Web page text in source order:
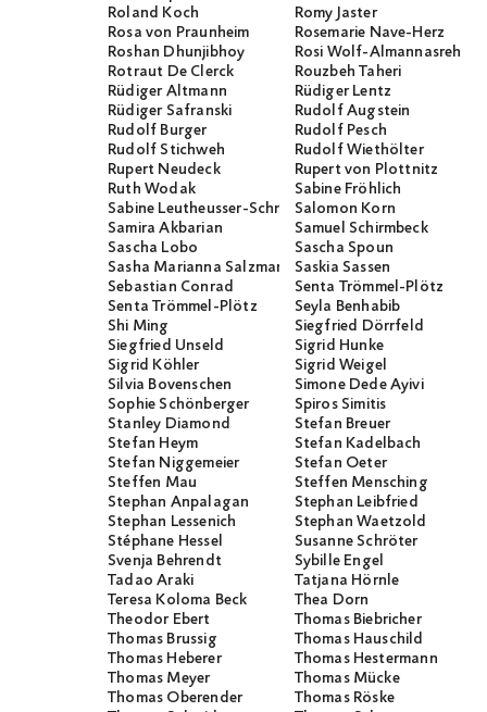
Roland Koch
Romy Jaster
Rosa von Praunheim
Rosemarie Nave-Herz
Roshan Dhunjibhoy
Rosi Wolf-Almannasreh
Rotraut De Clerck
Rouzbeh Taheri
Rüdiger Altmann
Rüdiger Lentz
Rüdiger Safranski
Rudolf Augstein
Rudolf Burger
Rudolf Pesch
Rudolf Stichweh
Rudolf Wiethölter
Rupert Neudeck
Rupert von Plottnitz
Ruth Wodak
Sabine Fröhlich
Sabine Leutheusser-Schnarrenberger
Salomon Korn
Samira Akbarian
Samuel Schirmbeck
Sascha Lobo
Sascha Spoun
Sasha Marianna Salzmann Saskia Sassen
Sebastian Conrad
Senta Trömmel-Plötz
Senta Trömmel-Plötz
Seyla Benhabib
Shi Ming
Siegfried Dörrfeld
Siegfried Unseld
Sigrid Hunke
Sigrid Köhler
Sigrid Weigel
Silvia Bovenschen
Simone Dede Ayivi
Sophie Schönberger
Spiros Simitis
Stanley Diamond
Stefan Breuer
Stefan Heym
Stefan Kadelbach
Stefan Niggemeier
Stefan Oeter
Steffen Mau
Steffen Mensching
Stephan Anpalagan
Stephan Leibfried
Stephan Lessenich
Stephan Waetzold
Stéphane Hessel
Susanne Schröter
Svenja Behrendt
Sybille Engel
Tadao Araki
Tatjana Hörnle
Teresa Koloma Beck
Thea Dorn
Theodor Ebert
Thomas Biebricher
Thomas Brussig
Thomas Hauschild
Thomas Heberer
Thomas Hestermann
Thomas Meyer
Thomas Mücke
Thomas Oberender
Thomas Röske